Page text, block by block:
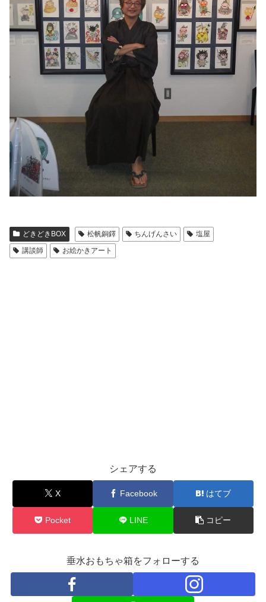
どきどきBOX 松帆銅鐸 ちんげんさい
塩屋
講談師
お絵かきアート
シェアする
X Facebook はてブ
Pocket LINE コピー
垂水おもちゃ箱をフォローする